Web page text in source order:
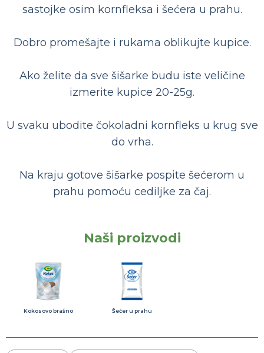
sastojke osim kornfleksa i šećera u prahu.
Dobro promešajte i rukama oblikujte kupice.
Ako želite da sve šišarke budu iste veličine
izmerite kupice 20-25g.
U svaku ubodite čokoladni kornfleks u krug sve
do vrha.
Na kraju gotove šišarke pospite šećerom u
prahu pomoću cediljke za čaj.
Naši proizvodi
Kokosovo brašno Šećer u prahu